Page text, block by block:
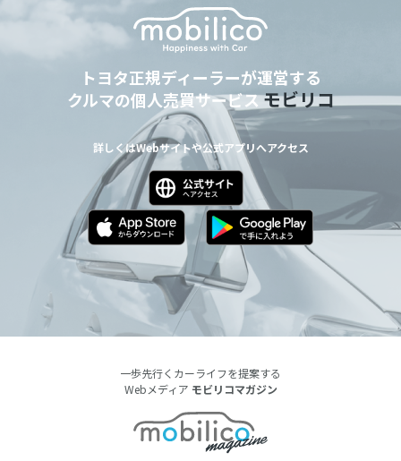
トヨタ正規ディーラーが運営する
クルマの個人売買サービスモビリコ
詳しくはWebサイトや公式アプリへアクセス
一歩先行くカーライフを提案する
Webメディア モビリコマガジン